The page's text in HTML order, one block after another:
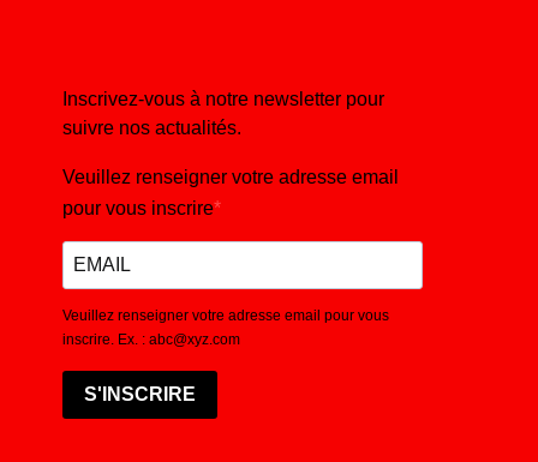
Inscrivez-vous à notre newsletter pour
suivre nos actualités.
Veuillez renseigner votre adresse email
pour vous inscrire
Veuillez renseigner votre adresse email pour vous
inscrire. Ex. : abc@xyz.com
S'INSCRIRE